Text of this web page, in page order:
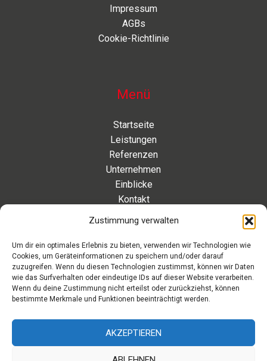
Zustimmung verwalten
Um dir ein optimales Erlebnis zu bieten, verwenden wir Technologien wie
Cookies, um Geräteinformationen zu speichern und/oder darauf
zuzugreifen. Wenn du diesen Technologien zustimmst, können wir Daten
wie das Surfverhalten oder eindeutige IDs auf dieser Website verarbeiten.
Wenn du deine Zustimmung nicht erteilst oder zurückziehst, können
bestimmte Merkmale und Funktionen beeinträchtigt werden.
AKZEPTIEREN
Impressum
AGBs
Cookie-Richtlinie
Menü
Startseite
Leistungen
Referenzen
Unternehmen
Einblicke
Kontakt
Eleonorenstraße 20 | 30449 Hannover Deutschland
Telefon: +49 511 89 880 494
Telefax: +49 511 89 880 495
info[at]aaroon.de